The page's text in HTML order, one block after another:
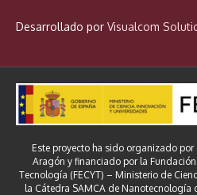
Desarrollado por Visualcom
Este proyecto ha sido organizado
Aragón y financiado por la
Tecnología (FECYT) – Ministerio de
la Cátedra SAMCA de